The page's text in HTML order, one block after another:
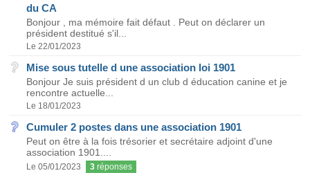
du CA
Bonjour , ma mémoire fait défaut . Peut on déclarer un
président destitué s'il...
Le 22/01/2023
Mise sous tutelle d une association loi 1901
Bonjour Je suis président d un club d éducation canine et je
rencontre actuelle...
Le 18/01/2023
Cumuler 2 postes dans une association 1901
Peut on être à la fois trésorier et secrétaire adjoint d'une
association 1901....
Le 05/01/2023 3 réponses